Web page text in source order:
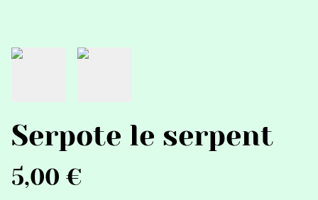
Serpote le serpent
5,00 €